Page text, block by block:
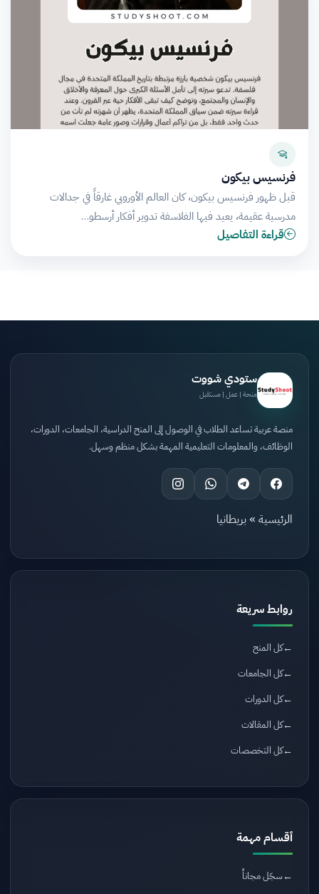
فرنسيس بيكون
قبل ظهور فرنسيس بيكون، كان العالم الأوروبي غارقاً في جدالات
مدرسية عقيمة، يعيد فيها الفلاسفة تدوير أفكار أرسطو…
قراءة التفاصيل
ستودي شووت
منحة | عمل | مستقبل
منصة عربية تساعد الطلاب في الوصول إلى المنح الدراسية، الجامعات، الدورات،
الوظائف، والمعلومات التعليمية المهمة بشكل منظم وسهل.
الرئيسية » بريطانيا
روابط سريعة
كل المنح
كل الجامعات
كل الدورات
كل المقالات
كل التخصصات
أقسام مهمة
سجّل مجاناً